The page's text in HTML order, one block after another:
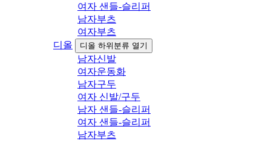
여자 샌들-슬리퍼
남자부츠
여자부츠
디올
디올 하위분류 열기
남자신발
여자운동화
남자구두
여자 신발/구두
남자 샌들-슬리퍼
여자 샌들-슬리퍼
남자부츠